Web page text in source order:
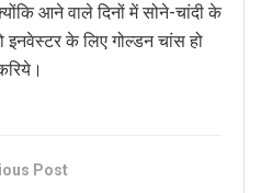
आने वाले दिनों में सोने-चांदी के
के लिए गोल्डन चांस हो
Post